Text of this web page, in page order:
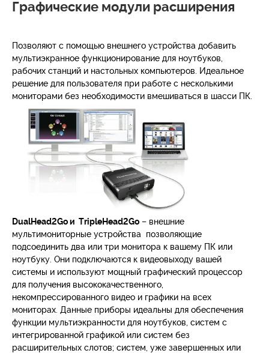
Графические модули расширения
Позволяют с помощью внешнего устройства добавить
мультиэкранное функционирование для ноутбуков,
рабочих станций и настольных компьютеров. Идеальное
решение для пользователя при работе с несколькими
мониторами без необходимости вмешиваться в шасси ПК.
DualHead2Go и TripleHead2Go – внешние
мультимониторные устройства позволяющие
подсоединить два или три монитора к вашему ПК или
ноутбуку. Они подключаются к видеовыходу вашей
системы и используют мощный графический процессор
для получения высококачественного,
некомпрессированного видео и графики на всех
мониторах. Данные приборы идеальны для обеспечения
функции мультиэкранности для ноутбуков, систем с
интегрированной графикой или систем без
расширительных слотов; систем, уже завершенных или